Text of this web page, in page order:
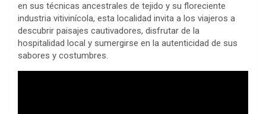
en sus técnicas ancestrales de tejido y su floreciente
industria vitivinícola, esta localidad invita a los viajeros a
descubrir paisajes cautivadores, disfrutar de la
hospitalidad local y sumergirse en la autenticidad de sus
sabores y costumbres.